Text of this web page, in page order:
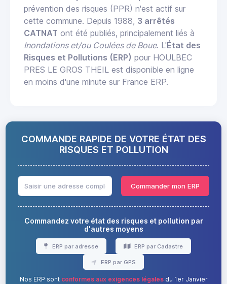
prévention des risques (PPR) n'est actif sur
cette commune. Depuis 1988, 3 arrêtés
CATNAT ont été publiés, principalement liés à
Inondations et/ou Coulées de Boue. L'État des
Risques et Pollutions (ERP) pour HOULBEC
PRES LE GROS THEIL est disponible en ligne
en moins d'une minute sur France ERP.
COMMANDE RAPIDE DE VOTRE ÉTAT DES
RISQUES ET POLLUTION
Commander mon ERP
Commandez votre état des risques et pollution par
d'autres moyens
ERP par adresse ERP par Cadastre
ERP par GPS
Nos ERP sont conformes aux exigences légalesdu 1er Janvier